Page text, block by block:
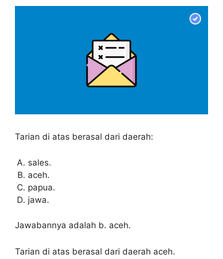
Tarian di atas berasal dari daerah:
sales.
aceh.
papua.
jawa.
Jawabannya adalah b. aceh.
Tarian di atas berasal dari daerah aceh.